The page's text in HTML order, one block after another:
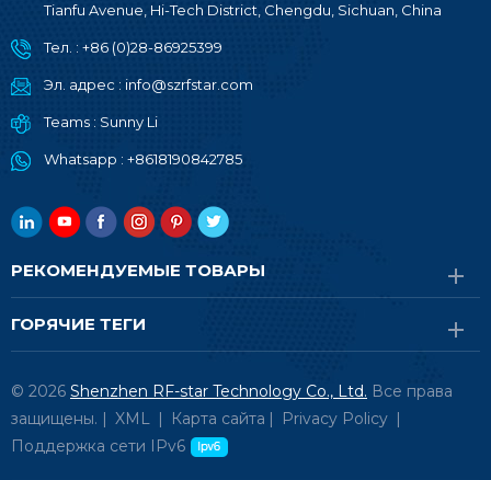
Tianfu Avenue, Hi-Tech District, Chengdu, Sichuan, China
Тел. : +86 (0)28-86925399
Эл. адрес : info@szrfstar.com
Teams : Sunny Li
Whatsapp : +8618190842785
РЕКОМЕНДУЕМЫЕ ТОВАРЫ
ГОРЯЧИЕ ТЕГИ
© 2026 Shenzhen RF-star Technology Co., Ltd. Все права
защищены. | XML | Карта сайта | Privacy Policy |
Поддержка сети IPv6